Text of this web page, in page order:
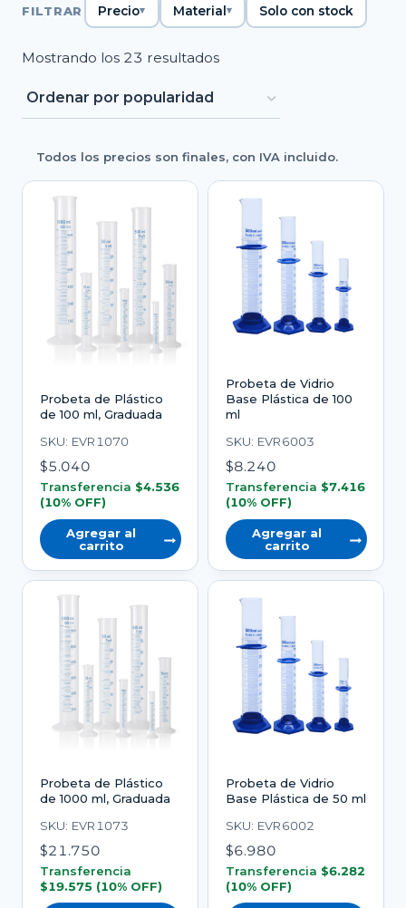
FILTRAR Precio Material Solo con stock
Mostrando los 23 resultadosOrdenado
Todos los precios son finales, con IVA incluido.
Probeta de Plástico
de 100 ml, Graduada
SKU: EVR1070
$5.040
Transferencia $4.536
(10% OFF)
Agregar al
carrito
Probeta de Vidrio
Base Plástica de 100
ml
SKU: EVR6003
$8.240
Transferencia $7.416
(10% OFF)
Agregar al
carrito
Probeta de Plástico
de 1000 ml, Graduada
SKU: EVR1073
$21.750
Transferencia
$19.575 (10% OFF)
Probeta de Vidrio
Base Plástica de 50 ml
SKU: EVR6002
$6.980
Transferencia $6.282
(10% OFF)